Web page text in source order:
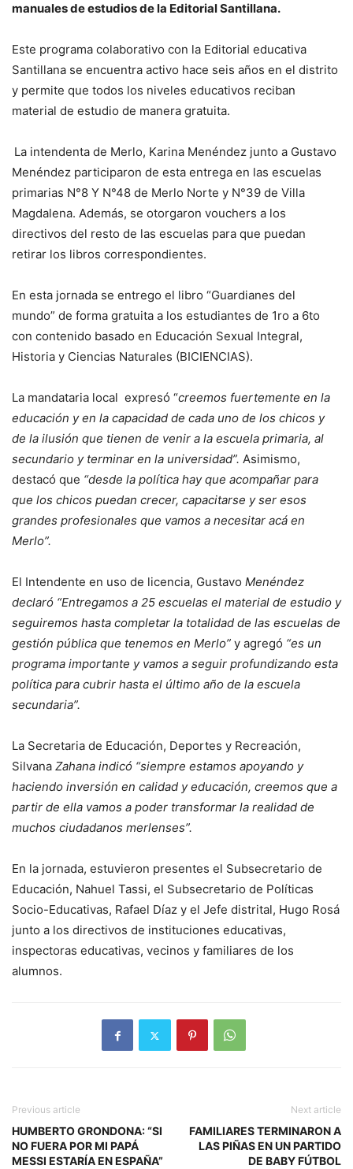
manuales de estudios de la Editorial Santillana.
Este programa colaborativo con la Editorial educativa
Santillana se encuentra activo hace seis años en el distrito
y permite que todos los niveles educativos reciban
material de estudio de manera gratuita.
La intendenta de Merlo, Karina Menéndez junto a Gustavo
Menéndez participaron de esta entrega en las escuelas
primarias N°8 Y N°48 de Merlo Norte y N°39 de Villa
Magdalena. Además, se otorgaron vouchers a los
directivos del resto de las escuelas para que puedan
retirar los libros correspondientes.
En esta jornada se entrego el libro “Guardianes del
mundo” de forma gratuita a los estudiantes de 1ro a 6to
con contenido basado en Educación Sexual Integral,
Historia y Ciencias Naturales (BICIENCIAS).
La mandataria local expresó “creemos fuertemente en la
educación y en la capacidad de cada uno de los chicos y
de la ilusión que tienen de venir a la escuela primaria, al
secundario y terminar en la universidad”. Asimismo,
destacó que “desde la política hay que acompañar para
que los chicos puedan crecer, capacitarse y ser esos
grandes profesionales que vamos a necesitar acá en
Merlo”.
El Intendente en uso de licencia, Gustavo Menéndez
declaró “Entregamos a 25 escuelas el material de estudio y
seguiremos hasta completar la totalidad de las escuelas de
gestión pública que tenemos en Merlo” y agregó “es un
programa importante y vamos a seguir profundizando esta
política para cubrir hasta el último año de la escuela
secundaria”.
La Secretaria de Educación, Deportes y Recreación,
Silvana Zahana indicó “siempre estamos apoyando y
haciendo inversión en calidad y educación, creemos que a
partir de ella vamos a poder transformar la realidad de
muchos ciudadanos merlenses”.
En la jornada, estuvieron presentes el Subsecretario de
Educación, Nahuel Tassi, el Subsecretario de Políticas
Socio-Educativas, Rafael Díaz y el Jefe distrital, Hugo Rosá
junto a los directivos de instituciones educativas,
inspectoras educativas, vecinos y familiares de los
alumnos.
Previous article
HUMBERTO GRONDONA: “SI
NO FUERA POR MI PAPÁ
MESSI ESTARÍA EN ESPAÑA”
Next article
FAMILIARES TERMINARON A
LAS PIÑAS EN UN PARTIDO
DE BABY FÚTBOL